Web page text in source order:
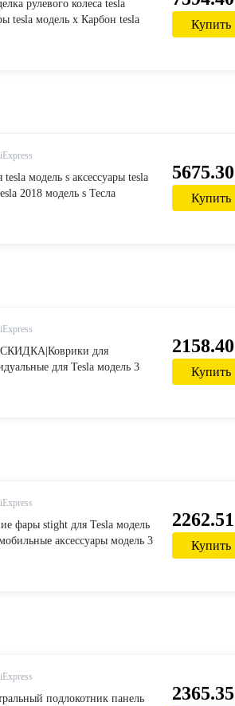
рулевого колеса tesla
tesla модель x Карбон tesla
Купить
модель s аксессуары tesla
2018 модель s Тесла
5675.30
Купить
СКИДКА|Коврики для
для Tesla модель 3
2158.40
Купить
фары stight для Tesla модель
аксессуары модель 3
2262.51
Купить
подлокотник панель
2365.35